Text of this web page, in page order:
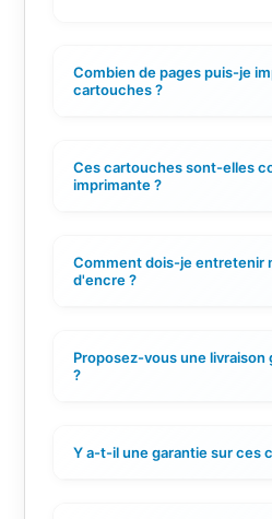
Combien de pages puis-je
cartouches ?
Ces cartouches sont-elles
imprimante ?
Comment dois-je entretenir
d'encre ?
Proposez-vous une
?
Y a-t-il une garantie sur ces